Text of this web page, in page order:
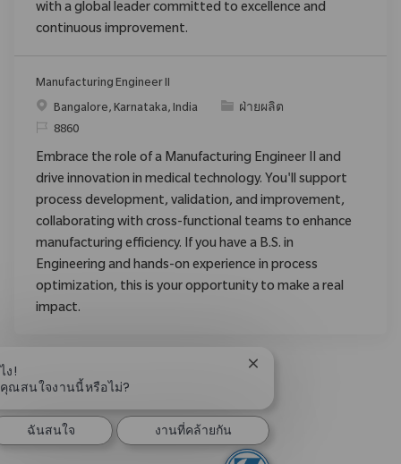
with a global leader committed to excellence and
continuous improvement.
Manufacturing Engineer II
สถานที่Bangalore, Karnataka, India ประเภท
ฝ่ายผลิต
ReqId8860
Embrace the role of a Manufacturing Engineer II and
drive innovation in medical technology. You'll support
process development, validation, and improvement,
collaborating with cross-functional teams to enhance
manufacturing efficiency. If you have a B.S. in
Engineering and hands-on experience in process
optimization, this is your opportunity to make a real
impact.
ไง!
คุณสนใจงานนี้หรือไม่?
ปิดการแจ้งเตือนแชทบอท
ฉันสนใจ งานที่คล้ายกัน